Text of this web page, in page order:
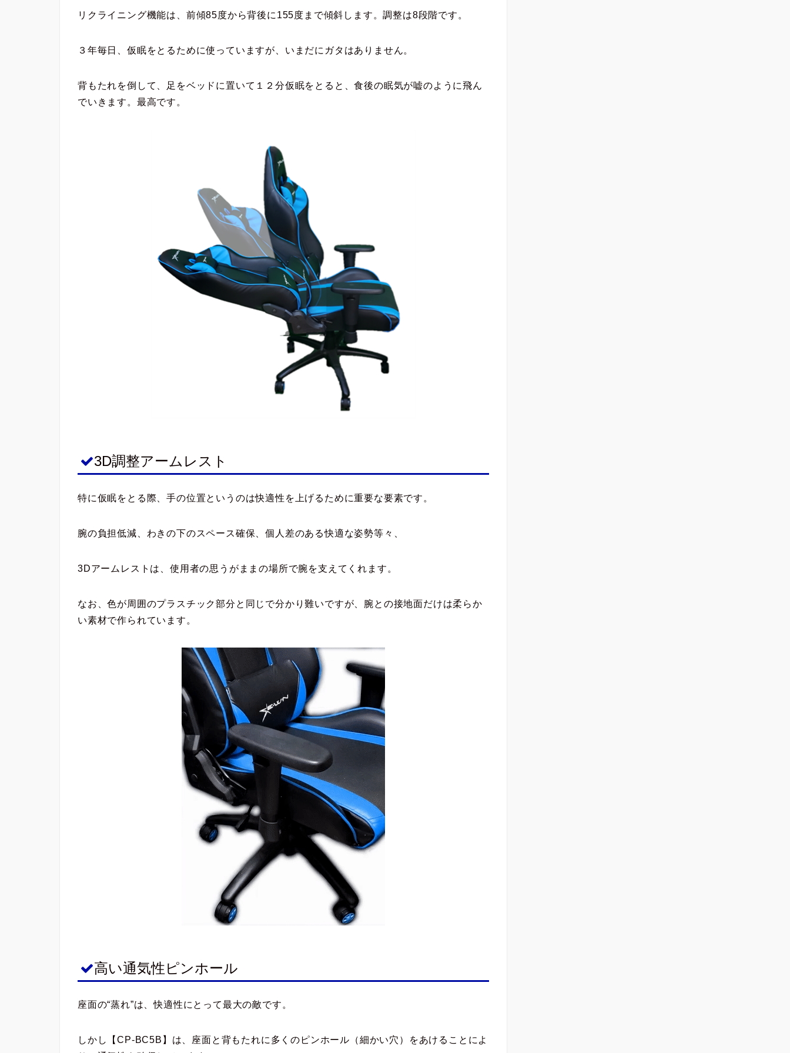
リクライニング機能は、前傾85度から背後に155度まで傾斜します。調整は8段階です。
３年毎日、仮眠をとるために使っていますが、いまだにガタはありません。
背もたれを倒して、足をベッドに置いて１２分仮眠をとると、食後の眠気が嘘のように飛ん
でいきます。最高です。
3D調整アームレスト
特に仮眠をとる際、手の位置というのは快適性を上げるために重要な要素です。
腕の負担低減、わきの下のスペース確保、個人差のある快適な姿勢等々、
3Dアームレストは、使用者の思うがままの場所で腕を支えてくれます。
なお、色が周囲のプラスチック部分と同じで分かり難いですが、腕との接地面だけは柔らか
い素材で作られています。
高い通気性ピンホール
座面の“蒸れ”は、快適性にとって最大の敵です。
しかし【CP-BC5B】は、座面と背もたれに多くのピンホール（細かい穴）をあけることによ